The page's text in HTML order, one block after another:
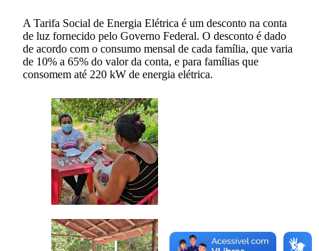
A Tarifa Social de Energia Elétrica é um desconto na conta
de luz fornecido pelo Governo Federal. O desconto é dado
de acordo com o consumo mensal de cada família, que varia
de 10% a 65% do valor da conta, e para famílias que
consomem até 220 kW de energia elétrica.